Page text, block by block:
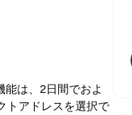
は、2日間でおよ
トアドレスを選択で